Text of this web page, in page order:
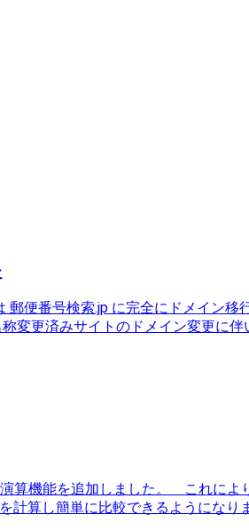
便番号検索.jp に完全にドメイン移
変更済みサイトのドメイン変更に伴
算機能を追加しました。 これによ
計算し簡単に比較できるようになり